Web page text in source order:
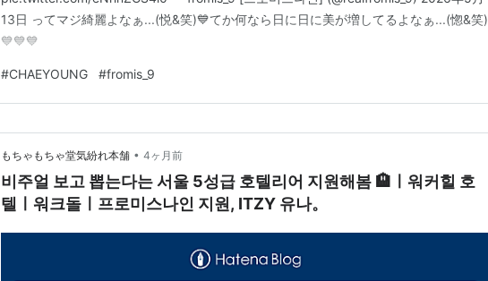
13日 ってマジ綺麗よなぁ...(悦&笑)💙てか何なら日に日に美が増してるよなぁ...(惚&笑)
💙💙💙
#CHAEYOUNG #fromis_9
もちゃもちゃ堂気紛れ本舗 • 4ヶ月前
비주얼 보고 뽑는다는 서울 5성급 호텔리어 지원해봄 🏨ㅣ워커힐 호
텔ㅣ워크돌ㅣ프로미스나인 지원, ITZY 유나。